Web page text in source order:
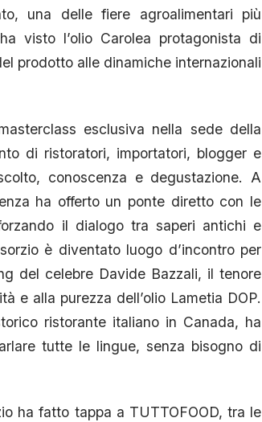
una delle fiere agroalimentari più
visto l’olio Carolea protagonista di
prodotto alle dinamiche internazionali
esclusiva nella sede della
di ristoratori, importatori, blogger e
conoscenza e degustazione. A
ha offerto un ponte diretto con le
il dialogo tra saperi antichi e
è diventato luogo d’incontro per
del celebre Davide Bazzali, il tenore
e alla purezza dell’olio Lametia DOP.
ristorante italiano in Canada, ha
tutte le lingue, senza bisogno di
ha fatto tappa a TUTTOFOOD, tra le